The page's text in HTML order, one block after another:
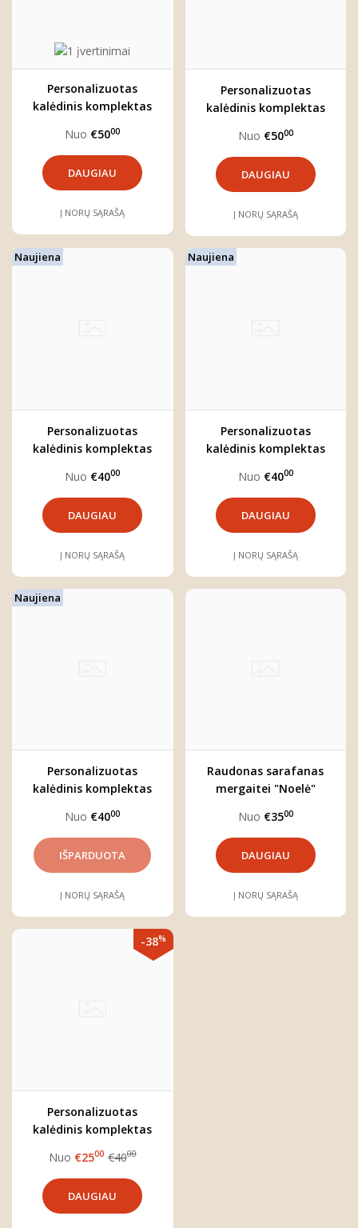
Personalizuotas
kalėdinis komplektas
"Autobusiukas"
Nuo €5000
DAUGIAU
Į NORŲ SĄRAŠĄ
Personalizuotas
kalėdinis komplektas
Nuo €5000
DAUGIAU
Į NORŲ SĄRAŠĄ
Naujiena
Personalizuotas
kalėdinis komplektas
Nuo €4000
DAUGIAU
Į NORŲ SĄRAŠĄ
Naujiena
Personalizuotas
kalėdinis komplektas
Nuo €4000
DAUGIAU
Į NORŲ SĄRAŠĄ
Naujiena
Personalizuotas
kalėdinis komplektas
Nuo €4000
Į NORŲ SĄRAŠĄ
Raudonas sarafanas
mergaitei "Noelė"
Nuo €3500
DAUGIAU
Į NORŲ SĄRAŠĄ
-38%
Personalizuotas
kalėdinis komplektas
Nuo €2500 €4000
DAUGIAU